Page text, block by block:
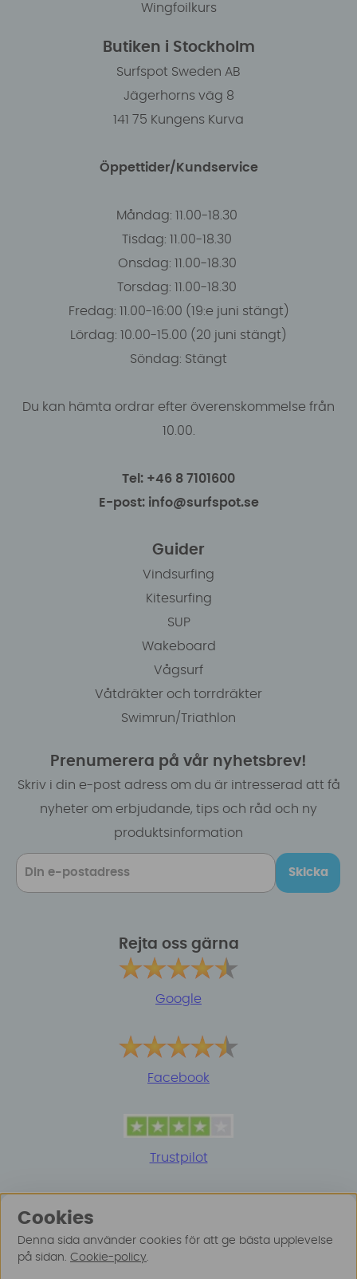
Wingfoilkurs
Butiken i Stockholm
Surfspot Sweden AB
Jägerhorns väg 8
141 75 Kungens Kurva
Öppettider/Kundservice
Måndag: 11.00-18.30
Tisdag: 11.00-18.30
Onsdag: 11.00-18.30
Torsdag: 11.00-18.30
Fredag: 11.00-16:00 (19:e juni stängt)
Lördag: 10.00-15.00 (20 juni stängt)
Söndag: Stängt
Du kan hämta ordrar efter överenskommelse från
10.00.
Tel: +46 8 7101600
E-post: info@surfspot.se
Guider
Vindsurfing
Kitesurfing
SUP
Wakeboard
Vågsurf
Våtdräkter och torrdräkter
Swimrun/Triathlon
Prenumerera på vår nyhetsbrev!
Skriv i din e-post adress om du är intresserad att få
nyheter om erbjudande, tips och råd och ny
produktsinformation
Skicka
Rejta oss gärna
Google
Facebook
Trustpilot
Cookies
Denna sida använder cookies för att ge bästa upplevelse
på sidan. Cookie-policy.